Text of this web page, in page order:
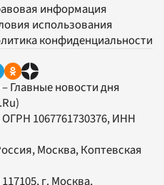
информация
использования
конфиденциальности
Главные новости дня
ОГРН 1067761730376, ИНН
Москва, Коптевская